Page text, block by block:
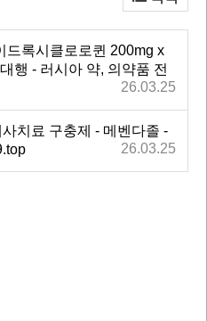
드록시클로로퀸 200mg x
행 - 러시아 약, 의약품 전
26.03.25
치료 구충제 - 메벤다졸 -
26.03.25